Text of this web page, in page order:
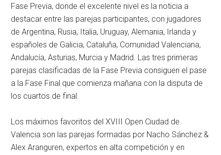
Fase Previa, donde el excelente nivel es la noticia a
destacar entre las parejas participantes, con jugadores
de Argentina, Rusia, Italia, Uruguay, Alemania, Irlanda y
españoles de Galicia, Cataluña, Comunidad Valenciana,
Andalucía, Asturias, Murcia y Madrid. Las tres primeras
parejas clasificadas de la Fase Previa consiguen el pase
a la Fase Final que comienza mañana con la disputa de
los cuartos de final.
Los máximos favoritos del XVIII Open Ciudad de
Valencia son las parejas formadas por Nacho Sánchez &
Alex Aranguren, expertos en alta competición y en